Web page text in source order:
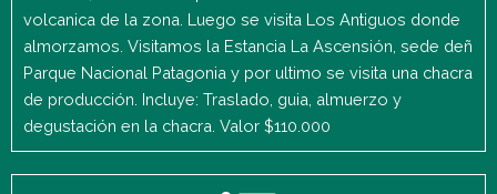
volcanica de la zona. Luego se visita Los Antiguos donde
almorzamos. Visitamos la Estancia La Ascensión, sede deñ
Parque Nacional Patagonia y por ultimo se visita una chacra
de producción. Incluye: Traslado, guia, almuerzo y
degustación en la chacra. Valor $110.000